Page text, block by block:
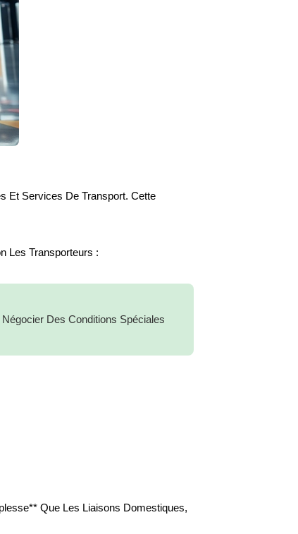
Et Services De Transport. Cette
Les Transporteurs :
Des Conditions Spéciales
Que Les Liaisons Domestiques,